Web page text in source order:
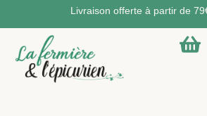
Livraison offerte à partir de